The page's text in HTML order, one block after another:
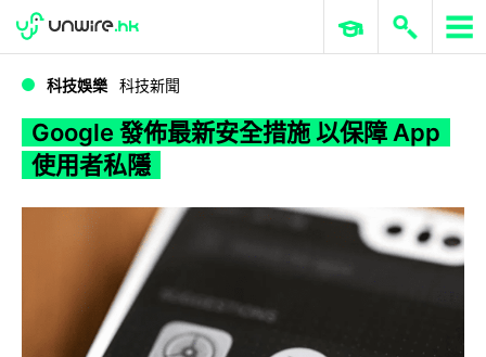
WWDC 2026 ERP 與商業 AI
科技娛樂 科技新聞
Google 發佈最新安全措施 以保障 App
使用者私隱